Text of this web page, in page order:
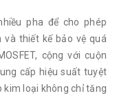
pha để cho phép
và thiết kế bảo vệ quá
cộng với cuộn
cấp hiệu suất tuyệt
kim loại không chỉ tăng